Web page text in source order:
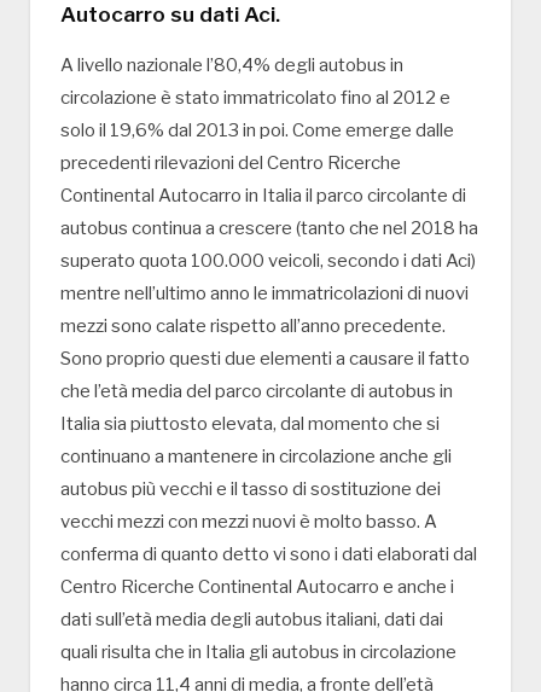
Autocarro su dati Aci.
A livello nazionale l’80,4% degli autobus in
circolazione è stato immatricolato fino al 2012 e
solo il 19,6% dal 2013 in poi. Come emerge dalle
precedenti rilevazioni del Centro Ricerche
Continental Autocarro in Italia il parco circolante di
autobus continua a crescere (tanto che nel 2018 ha
superato quota 100.000 veicoli, secondo i dati Aci)
mentre nell’ultimo anno le immatricolazioni di nuovi
mezzi sono calate rispetto all’anno precedente.
Sono proprio questi due elementi a causare il fatto
che l’età media del parco circolante di autobus in
Italia sia piuttosto elevata, dal momento che si
continuano a mantenere in circolazione anche gli
autobus più vecchi e il tasso di sostituzione dei
vecchi mezzi con mezzi nuovi è molto basso. A
conferma di quanto detto vi sono i dati elaborati dal
Centro Ricerche Continental Autocarro e anche i
dati sull’età media degli autobus italiani, dati dai
quali risulta che in Italia gli autobus in circolazione
hanno circa 11,4 anni di media, a fronte dell’età